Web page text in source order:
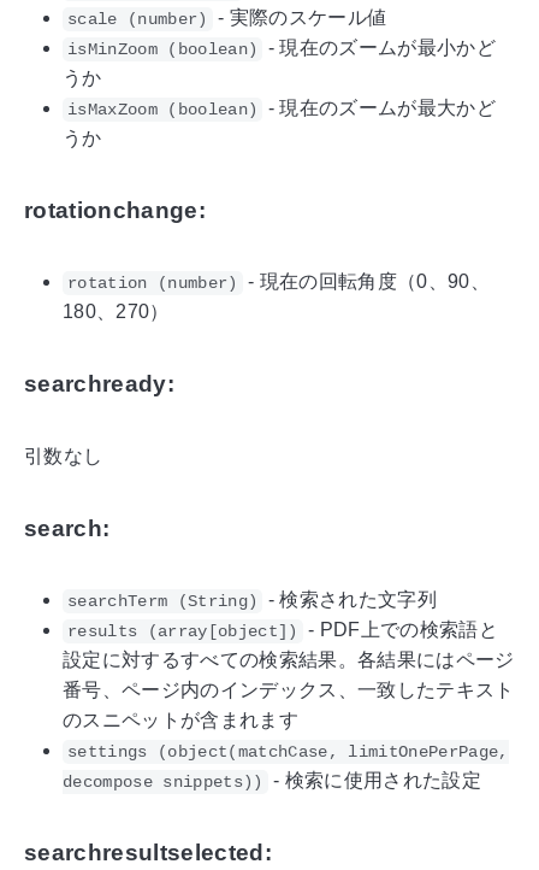
scale (number) - 実際のスケール値
isMinZoom (boolean)
- 現在のズームが最小かど
うか
isMaxZoom (boolean)
- 現在のズームが最大かど
うか
rotationchange:
rotation (number)
- 現在の回転角度（0、90、
180、270）
searchready:
引数なし
search:
searchTerm (String) - 検索された文字列
results (array[object])
- PDF上での検索語と
設定に対するすべての検索結果。各結果にはページ
番号、ページ内のインデックス、一致したテキスト
のスニペットが含まれます
settings (object(matchCase, limitOnePerPage,
decompose snippets))
- 検索に使用された設定
searchresultselected: